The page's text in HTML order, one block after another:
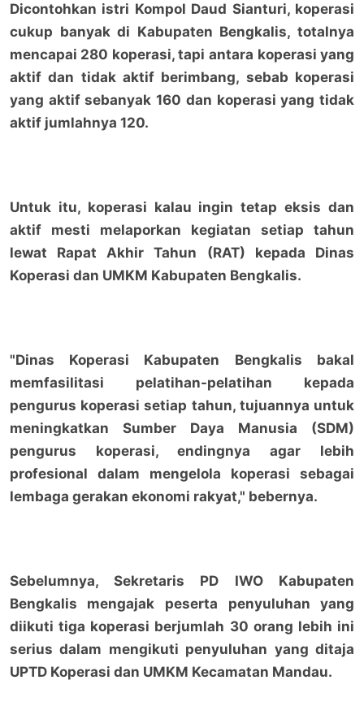
Dicontohkan istri Kompol Daud Sianturi, koperasi
cukup banyak di Kabupaten Bengkalis, totalnya
mencapai 280 koperasi, tapi antara koperasi yang
aktif dan tidak aktif berimbang, sebab koperasi
yang aktif sebanyak 160 dan koperasi yang tidak
aktif jumlahnya 120.
Untuk itu, koperasi kalau ingin tetap eksis dan
aktif mesti melaporkan kegiatan setiap tahun
lewat Rapat Akhir Tahun (RAT) kepada Dinas
Koperasi dan UMKM Kabupaten Bengkalis.
"Dinas Koperasi Kabupaten Bengkalis bakal
memfasilitasi pelatihan-pelatihan kepada
pengurus koperasi setiap tahun, tujuannya untuk
meningkatkan Sumber Daya Manusia (SDM)
pengurus koperasi, endingnya agar lebih
profesional dalam mengelola koperasi sebagai
lembaga gerakan ekonomi rakyat," bebernya.
Sebelumnya, Sekretaris PD IWO Kabupaten
Bengkalis mengajak peserta penyuluhan yang
diikuti tiga koperasi berjumlah 30 orang lebih ini
serius dalam mengikuti penyuluhan yang ditaja
UPTD Koperasi dan UMKM Kecamatan Mandau.